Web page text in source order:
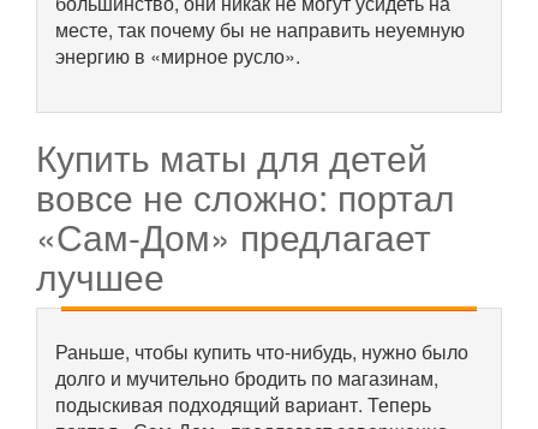
месте, так почему бы не направить неуемную
энергию в «мирное русло».
Купить маты для детей
вовсе не сложно: портал
«Сам-Дом» предлагает
лучшее
Раньше, чтобы купить что-нибудь, нужно было
долго и мучительно бродить по магазинам,
подыскивая подходящий вариант. Теперь